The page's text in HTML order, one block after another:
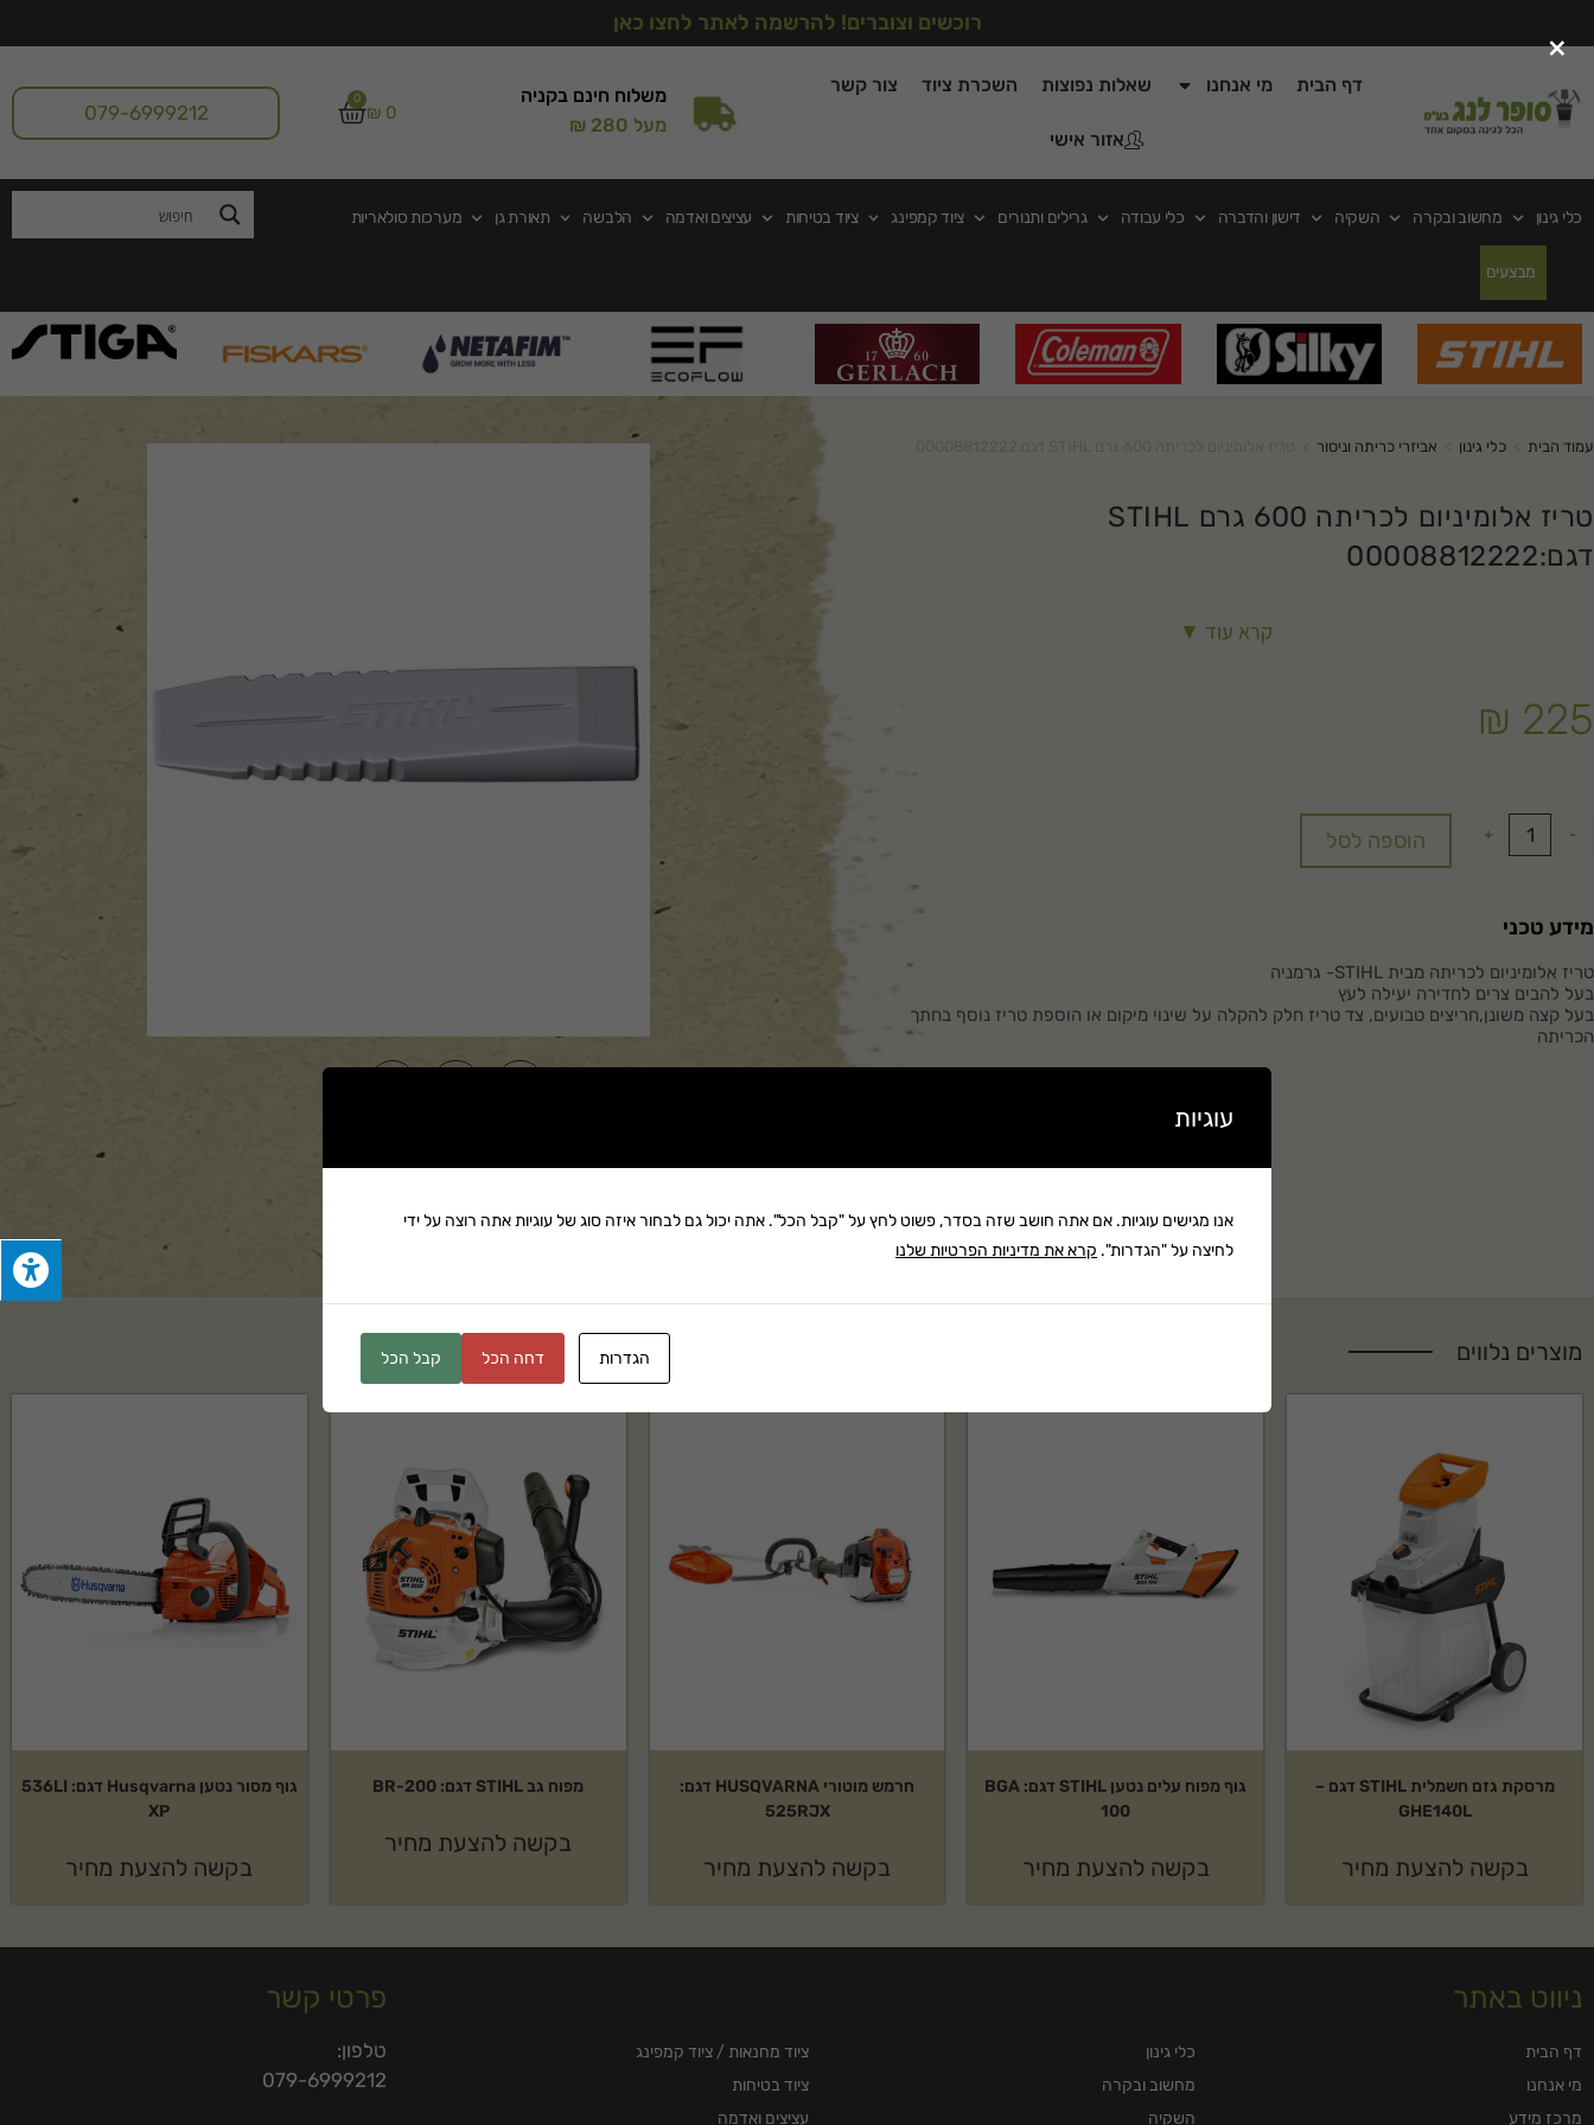
רוכשים וצוברים! להרשמה לאתר לחצו כאן
דף הבית מי אנחנו שאלות נפוצות השכרת ציוד צור קשר
אזור אישי
משלוח חינם בקניה
מעל 280 ₪
₪0
0
079-6999212
כלי גינון מחשוב ובקרה השקיה דישון והדברה כלי עבודה גרילים ותנורים ציוד קמפינג ציוד בטיחות עציצים ואדמה הלבשה תאורת גן מערכות סולאריות
מבצעים
עמוד הבית כלי גינון אביזרי כריתה וניסור
טריז אלומיניום לכריתה 600 גרם STIHL
דגם:00008812222
קרא עוד ▼
₪ 225
-
+ הוספה לסל
מידע טכני
טריז אלומיניום לכריתה מבית STIHL- גרמניה
בעל להבים צרים לחדירה יעילה לעץ
בעל קצה משונן,חריצים טבועים, צד טריז חלק להקלה על שינוי מיקום או הוספת טריז נוסף בחתך
הכריתה
שתף:
זמן אספקה:עד 8 ימי עסקים
מוצרים נלווים
מרסקת גזם חשמלית STIHL דגם –
GHE140L
בקשה להצעת מחיר
גוף מפוח עלים נטען STIHL דגם: BGA
100
בקשה להצעת מחיר
חרמש מוטורי HUSQVARNA דגם:
525RJX
בקשה להצעת מחיר
מפוח גב STIHL דגם: BR-200
בקשה להצעת מחיר
גוף מסור נטען Husqvarna דגם: 536LI
XP
בקשה להצעת מחיר
ניווט באתר
דף הבית
מי אנחנו
מרכז מידע
כלי גינון
מחשוב ובקרה
השקיה
ציוד מחנאות / ציוד קמפינג
ציוד בטיחות
עציצים ואדמה
פרטי קשר
טלפון:
079-6999212
×
עוגיות
אנו מגישים עוגיות. אם אתה חושב שזה בסדר, פשוט לחץ על "קבל הכל". אתה יכול גם לבחור איזה סוג של עוגיות אתה רוצה על ידי
לחיצה על "הגדרות". קרא את מדיניות הפרטיות שלנו
הגדרות דחה הכל קבל הכל